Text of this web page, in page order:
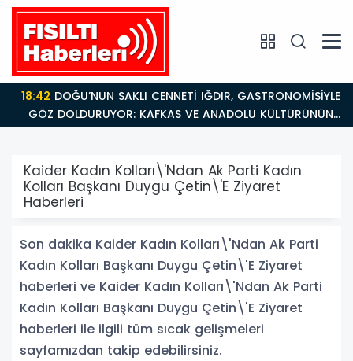
18:42DOĞU’NUN SAKLI CENNETİ IĞDIR, GASTRONOMİSİYLE
GÖZ DOLDURUYOR: KAFKAS VE ANADOLU KÜLTÜRÜNÜN
BULUŞMA NOKTASI
Kaider Kadın Kolları\'Ndan Ak Parti Kadın
Kolları Başkanı Duygu Çetin\'E Ziyaret
Haberleri
Son dakika Kaider Kadın Kolları\'Ndan Ak Parti
Kadın Kolları Başkanı Duygu Çetin\'E Ziyaret
haberleri ve Kaider Kadın Kolları\'Ndan Ak Parti
Kadın Kolları Başkanı Duygu Çetin\'E Ziyaret
haberleri ile ilgili tüm sıcak gelişmeleri
sayfamızdan takip edebilirsiniz.